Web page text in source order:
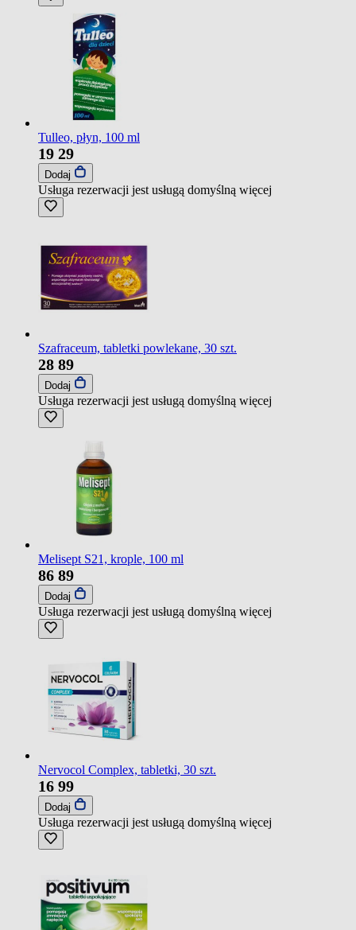
Tulleo, płyn, 100 ml
19 29
Dodaj
Usługa rezerwacji jest usługą domyślną więcej
Szafraceum, tabletki powlekane, 30 szt.
28 89
Dodaj
Usługa rezerwacji jest usługą domyślną więcej
Melisept S21, krople, 100 ml
86 89
Dodaj
Usługa rezerwacji jest usługą domyślną więcej
Nervocol Complex, tabletki, 30 szt.
16 99
Dodaj
Usługa rezerwacji jest usługą domyślną więcej